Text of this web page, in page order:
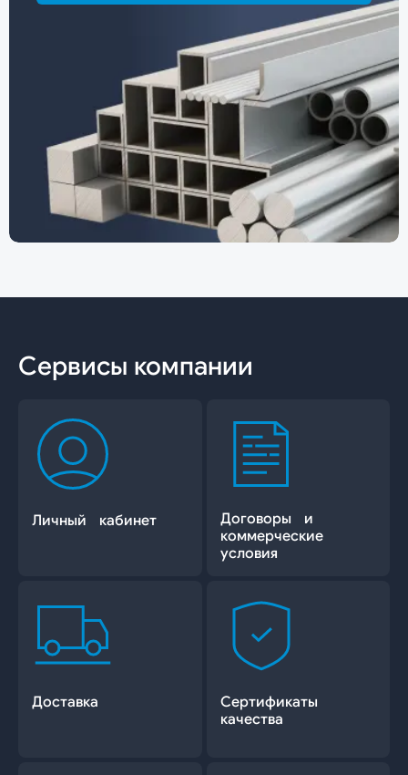
Сервисы компании
Личный кабинет
Договоры и
коммерческие
условия
Доставка
Сертификаты
качества